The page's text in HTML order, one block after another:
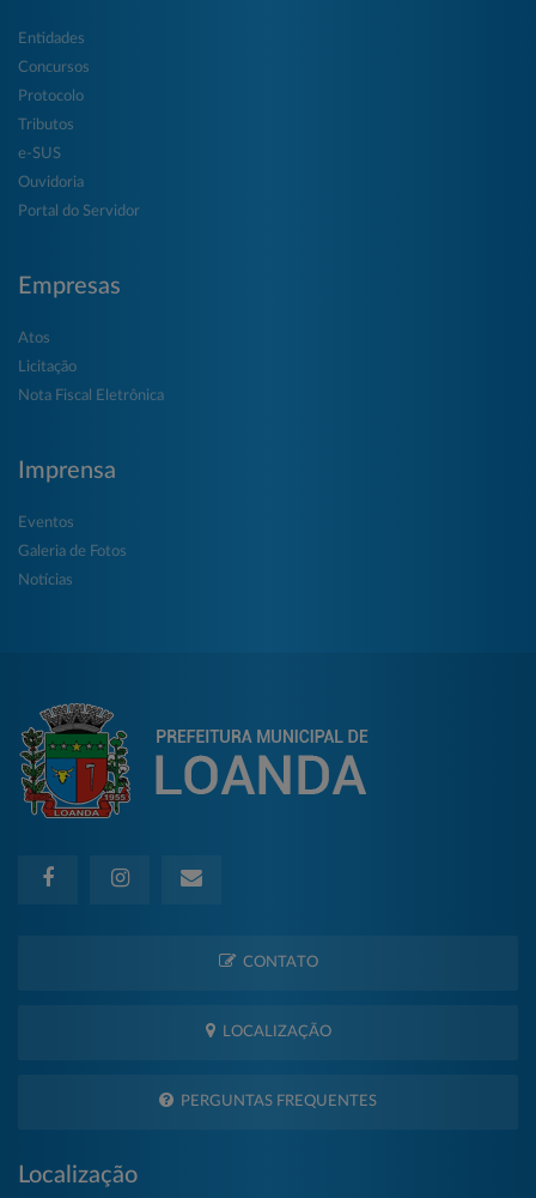
Entidades
Concursos
Protocolo
Tributos
e-SUS
Ouvidoria
Portal do Servidor
Empresas
Atos
Licitação
Nota Fiscal Eletrônica
Imprensa
Eventos
Galeria de Fotos
Notícias
CONTATO
LOCALIZAÇÃO
PERGUNTAS FREQUENTES
Localização